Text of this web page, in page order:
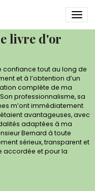
livre d'or
confiance tout au long de
et à l’obtention d’un
complète de ma
professionnalisme, sa
m’ont immédiatement
avantageuses, avec
adaptées à ma
Bernard à toute
sérieux, transparent et
accordée et pour la